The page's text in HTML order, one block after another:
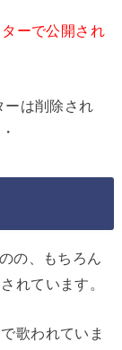
ーで公開され
ーは削除され
の、もちろん
れています。
歌われていま